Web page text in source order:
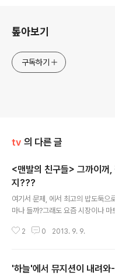
톺아보기
구독하기
tv 의 다른 글
<맨발의 친구들> 그까이꺼
지???
여기서 문제, 에서 최고의 밥도둑으
마나 들까?그래도 요즘 시장이나
은 9900원에 큰 건 두 개에, 작은 건
한 두어 개 들은 정도의 것이다. 그
2 0 2013. 9. 9.
'하늘'에서 뮤지션이 내려